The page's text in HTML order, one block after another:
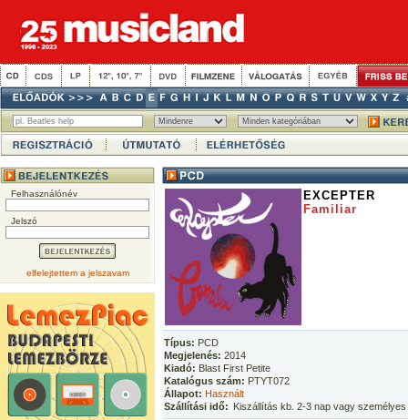
Felhasználónév
Jelszó
elfelejtettem a jelszavam
EXCEPTER
Familiar
Típus: PCD
Megjelenés: 2014
Kiadó: Blast First Petite
Katalógus szám: PTYT072
Állapot: Használt
Szállítási idő: Kiszállítás kb. 2-3 nap vagy